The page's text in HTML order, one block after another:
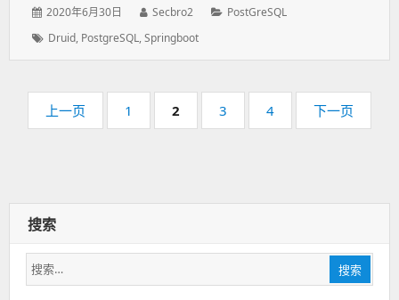
发
于：
2020年6月30日
作
Secbro2
分
PostGreSQL
标
Druid, PostgreSQL,Springboot
分 上一页
页
码：
1
页
码：
2
页
码：
3
页
码：
4 下一页
搜索
搜
索：
搜索